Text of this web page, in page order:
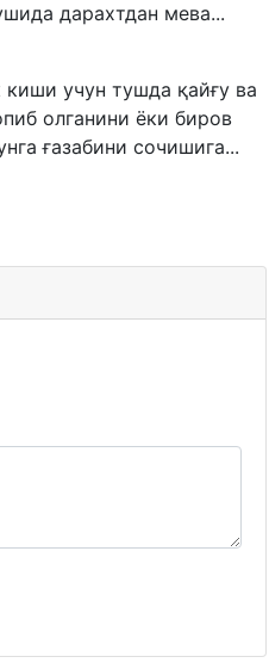
дарахтдан мева...
учун тушда қайғу ва
олганини ёки биров
ғазабини сочишига...